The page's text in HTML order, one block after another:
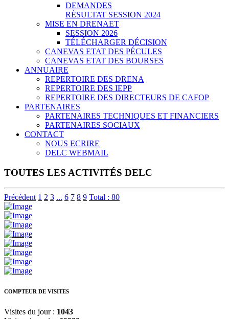
DEMANDES
RÉSULTAT SESSION 2024
MISE EN DRENAET
SESSION 2026
TÉLÉCHARGER DÉCISION
CANEVAS ETAT DES PÉCULES
CANEVAS ETAT DES BOURSES
ANNUAIRE
REPERTOIRE DES DRENA
REPERTOIRE DES IEPP
REPERTOIRE DES DIRECTEURS DE CAFOP
PARTENAIRES
PARTENAIRES TECHNIQUES ET FINANCIERS
PARTENAIRES SOCIAUX
CONTACT
NOUS ECRIRE
DELC WEBMAIL
TOUTES LES ACTIVITÉS DELC
Précédent 1 2 3 ... 6 7 8 9 Total : 80
COMPTEUR DE VISITES
Visites du jour : 1043